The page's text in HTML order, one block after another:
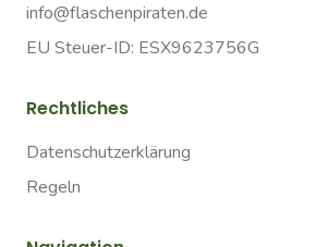
info@flaschenpiraten.de
EU Steuer-ID: ESX9623756G
Rechtliches
Datenschutzerklärung
Regeln